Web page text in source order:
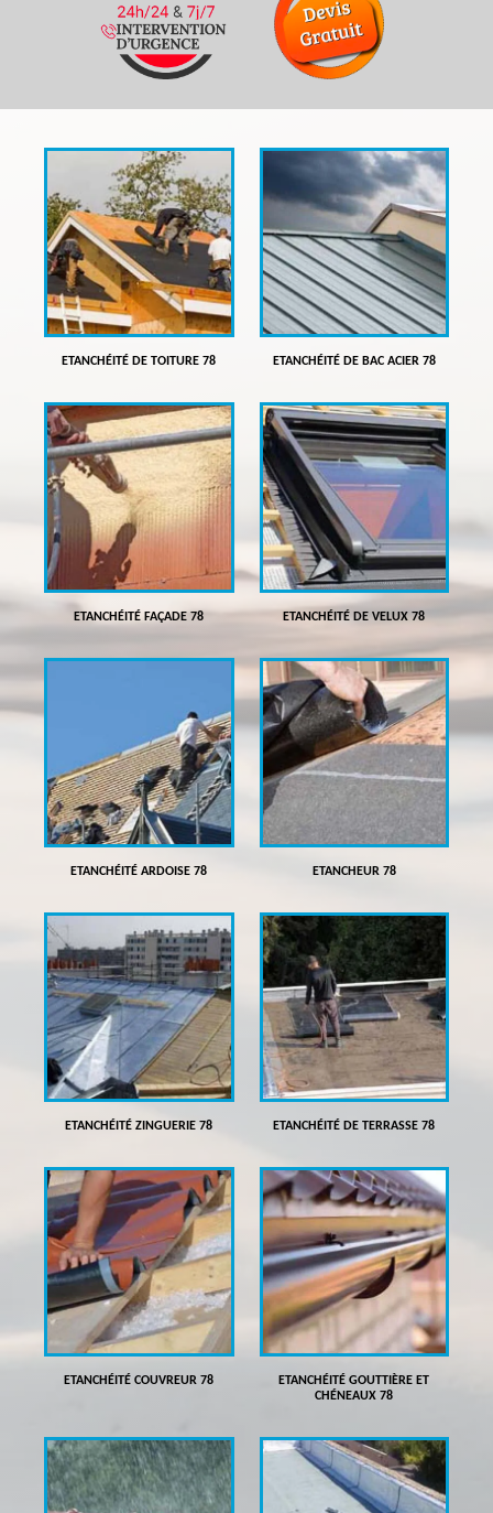
ETANCHÉITÉ DE TOITURE 78 ETANCHÉITÉ DE BAC ACIER 78
ETANCHÉITÉ FAÇADE 78 ETANCHÉITÉ DE VELUX 78
ETANCHÉITÉ ARDOISE 78 ETANCHEUR 78
ETANCHÉITÉ ZINGUERIE 78 ETANCHÉITÉ DE TERRASSE 78
ETANCHÉITÉ COUVREUR 78
ETANCHÉITÉ GOUTTIÈRE ET
CHÉNEAUX 78